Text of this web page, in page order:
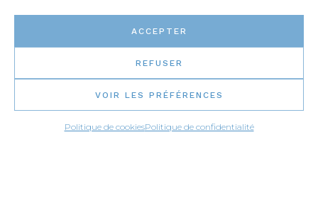
ACCEPTER
REFUSER
VOIR LES PRÉFÉRENCES
Politique de cookiesPolitique de confidentialité
Écrivez-nous